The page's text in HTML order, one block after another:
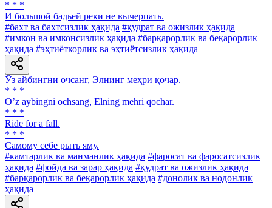
* * *
И большой бадьей реки не вычерпать.
#бахт ва бахтсизлик ҳақида #қудрат ва ожизлик ҳақида
#имкон ва имконсизлик ҳақида #барқарорлик ва беқарорлик
ҳақида #эҳтиёткорлик ва эҳтиётсизлик ҳақида
Ўз айбингни очсанг, Элнинг меҳри қочар.
* * *
Oʼz aybingni ochsang, Elning mehri qochar.
* * *
Ride for a fall.
* * *
Самому себе рыть яму.
#камтарлик ва манманлик ҳақида #фаросат ва фаросатсизлик
ҳақида #фойда ва зарар ҳақида #қудрат ва ожизлик ҳақида
#барқарорлик ва беқарорлик ҳақида #донолик ва нодонлик
ҳақида